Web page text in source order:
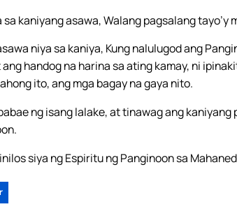
kaniyang asawa, Walang pagsalang tayo’y
niya sa kaniya, Kung nalulugod ang
handog na harina sa ating kamay, ni
ito, ang mga bagay na gaya nito.
ng isang lalake, at tinawag ang kaniyang
siya ng Espiritu ng Panginoon sa